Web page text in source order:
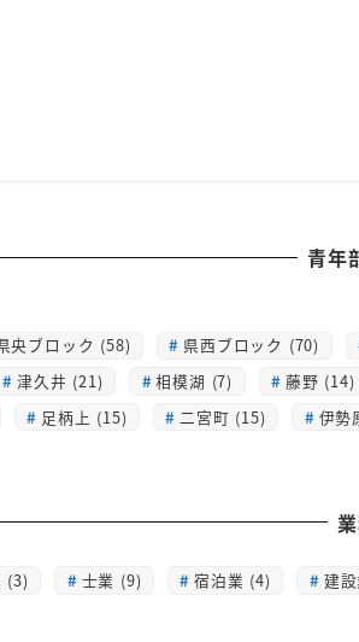
青年
央ブロック (58) 県西ブロック (70)
津久井 (21) 相模湖 (7) 藤野 (14)
足柄上 (15) 二宮町 (15) 伊勢
(3) 士業 (9) 宿泊業 (4) 建